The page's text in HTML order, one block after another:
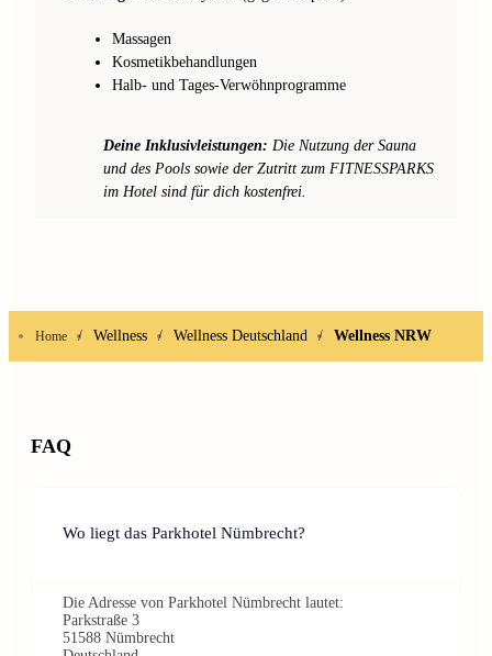
Massagen
Kosmetikbehandlungen
Halb- und Tages-Verwöhnprogramme
Deine Inklusivleistungen: Die Nutzung der Sauna
und des Pools sowie der Zutritt zum FITNESSPARKS
im Hotel sind für dich kostenfrei.
Home / Wellness / Wellness Deutschland / Wellness NRW
FAQ
Wo liegt das Parkhotel Nümbrecht?
Die Adresse von Parkhotel Nümbrecht lautet:
Parkstraße 3
51588 Nümbrecht